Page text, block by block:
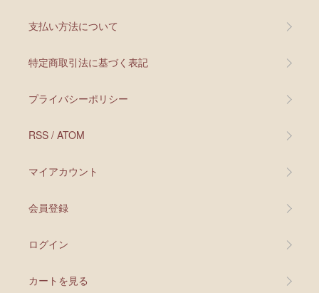
支払い方法について
特定商取引法に基づく表記
プライバシーポリシー
RSS / ATOM
マイアカウント
会員登録
ログイン
カートを見る